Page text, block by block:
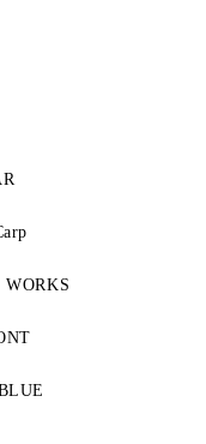
WORKS